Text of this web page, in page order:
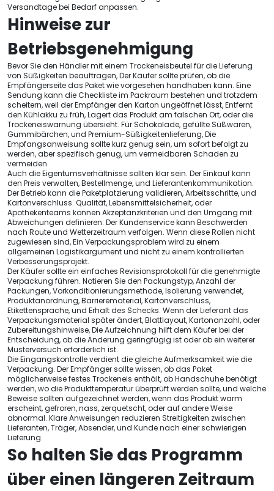
Versandtage bei Bedarf anpassen.
Hinweise zur
Betriebsgenehmigung
Bevor Sie den Händler mit einem Trockeneisbeutel für die Lieferung
von Süßigkeiten beauftragen, Der Käufer sollte prüfen, ob die
Empfängerseite das Paket wie vorgesehen handhaben kann. Eine
Sendung kann die Checkliste im Packraum bestehen und trotzdem
scheitern, weil der Empfänger den Karton ungeöffnet lässt, Entfernt
den Kühlakku zu früh, Lagert das Produkt am falschen Ort, oder die
Trockeneiswarnung übersieht. Für Schokolade, gefüllte Süßwaren,
Gummibärchen, und Premium-Süßigkeitenlieferung, Die
Empfangsanweisung sollte kurz genug sein, um sofort befolgt zu
werden, aber spezifisch genug, um vermeidbaren Schaden zu
vermeiden.
Auch die Eigentumsverhältnisse sollten klar sein. Der Einkauf kann
den Preis verwalten, Bestellmenge, und Lieferantenkommunikation.
Der Betrieb kann die Paketplatzierung validieren, Arbeitsschritte, und
Kartonverschluss. Qualität, Lebensmittelsicherheit, oder
Apothekenteams können Akzeptanzkriterien und den Umgang mit
Abweichungen definieren. Der Kundenservice kann Beschwerden
nach Route und Wetterzeitraum verfolgen. Wenn diese Rollen nicht
zugewiesen sind, Ein Verpackungsproblem wird zu einem
allgemeinen Logistikargument und nicht zu einem kontrollierten
Verbesserungsprojekt.
Der Käufer sollte ein einfaches Revisionsprotokoll für die genehmigte
Verpackung führen. Notieren Sie den Packungstyp, Anzahl der
Packungen, Vorkonditionierungsmethode, Isolierung verwendet,
Produktanordnung, Barrierematerial, Kartonverschluss,
Etikettensprache, und Erhalt des Schecks. Wenn der Lieferant das
Verpackungsmaterial später ändert, Blattlayout, Kartonanzahl, oder
Zubereitungshinweise, Die Aufzeichnung hilft dem Käufer bei der
Entscheidung, ob die Änderung geringfügig ist oder ob ein weiterer
Musterversuch erforderlich ist.
Die Eingangskontrolle verdient die gleiche Aufmerksamkeit wie die
Verpackung. Der Empfänger sollte wissen, ob das Paket
möglicherweise festes Trockeneis enthält, ob Handschuhe benötigt
werden, wo die Produkttemperatur überprüft werden sollte, und welche
Beweise sollten aufgezeichnet werden, wenn das Produkt warm
erscheint, gefroren, nass, zerquetscht, oder auf andere Weise
abnormal. Klare Anweisungen reduzieren Streitigkeiten zwischen
Lieferanten, Träger, Absender, und Kunde nach einer schwierigen
Lieferung.
So halten Sie das Programm
über einen längeren Zeitraum